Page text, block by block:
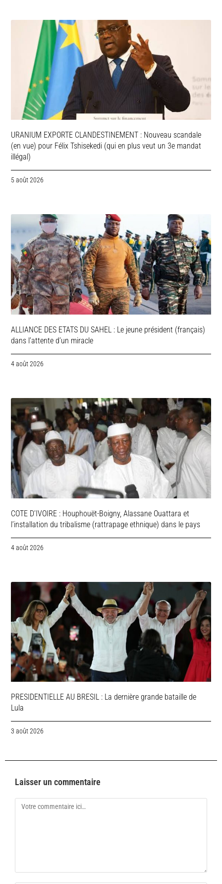
URANIUM EXPORTE CLANDESTINEMENT : Nouveau scandale
(en vue) pour Félix Tshisekedi (qui en plus veut un 3e mandat
illégal)
5 août 2026
ALLIANCE DES ETATS DU SAHEL : Le jeune président (français)
dans l’attente d’un miracle
4 août 2026
COTE D’IVOIRE : Houphouët-Boigny, Alassane Ouattara et
l’installation du tribalisme (rattrapage ethnique) dans le pays
4 août 2026
PRESIDENTIELLE AU BRESIL : La dernière grande bataille de
Lula
3 août 2026
Laisser un commentaire